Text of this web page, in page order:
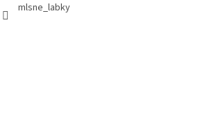
mlsne_labky